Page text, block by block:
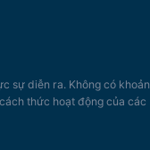
sự diễn ra. Không có khoản
thức hoạt động của các